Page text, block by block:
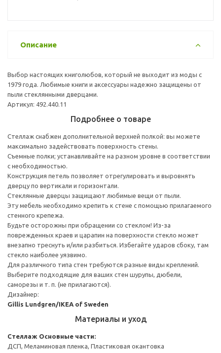
Описание
Выбор настоящих книголюбов, который не выходит из моды с
1979 года. Любимые книги и аксессуары надежно защищены от
пыли стеклянными дверцами.
Артикул: 492.440.11
Подробнее о товаре
Стеллаж снабжен дополнительной верхней полкой: вы можете
максимально задействовать поверхность стены.
Съемные полки; устанавливайте на разном уровне в соответствии
с необходимостью.
Конструкция петель позволяет отрегулировать и выровнять
дверцу по вертикали и горизонтали.
Стеклянные дверцы защищают любимые вещи от пыли.
Эту мебель необходимо крепить к стене с помощью прилагаемого
стенного крепежа.
Будьте осторожны при обращении со стеклом! Из-за
поврежденных краев и царапин на поверхности стекло может
внезапно треснуть и/или разбиться. Избегайте ударов сбоку, там
стекло наиболее уязвимо.
Для различного типа стен требуются разные виды креплений.
Выберите подходящие для ваших стен шурупы, дюбели,
саморезы и т. п. (не прилагаются).
Дизайнер:
Gillis Lundgren/IKEA of Sweden
Материалы и уход
Стеллаж Основные части:
ДСП, Меламиновая пленка, Пластиковая окантовка